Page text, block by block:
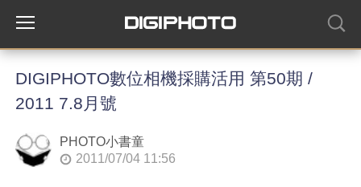
DIGIPHOTO數位相機採購活用 第50期 /
2011 7.8月號
PHOTO小書童
2011/07/04 11:56